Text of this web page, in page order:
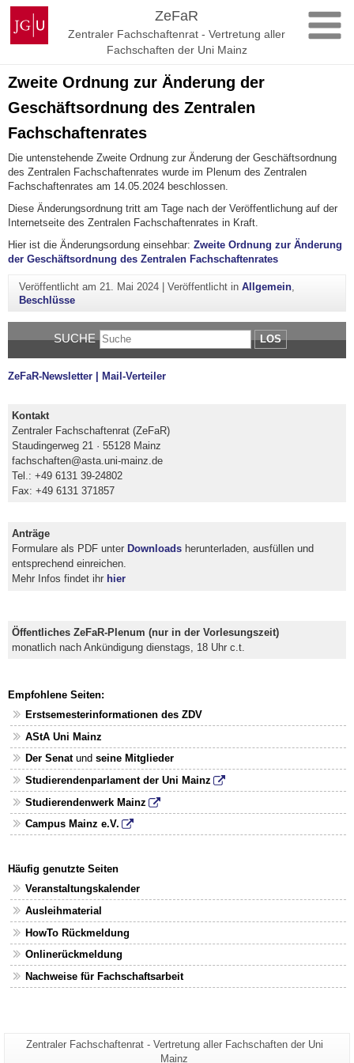
Zum
Inhalt
springen
Johannes
Gutenberg-
Universität
ZeFaR
Zentraler Fachschaftenrat - Vertretung aller
Fachschaften der Uni Mainz
Zweite Ordnung zur Änderung der
Geschäftsordnung des Zentralen
Fachschaftenrates
Die untenstehende Zweite Ordnung zur Änderung der Geschäftsordnung
des Zentralen Fachschaftenrates wurde im Plenum des Zentralen
Fachschaftenrates am 14.05.2024 beschlossen.
Diese Änderungsordnung tritt am Tage nach der Veröffentlichung auf der
Internetseite des Zentralen Fachschaftenrates in Kraft.
Hier ist die Änderungsordung einsehbar: Zweite Ordnung zur Änderung
der Geschäftsordnung des Zentralen Fachschaftenrates
Veröffentlicht am 21. Mai 2024| Veröffentlicht in Allgemein,
Beschlüsse
SUCHE LOS
ZeFaR-Newsletter | Mail-Verteiler
Kontakt
Zentraler Fachschaftenrat (ZeFaR)
Staudingerweg 21 · 55128 Mainz
fachschaften@asta.uni-mainz.de
Tel.: +49 6131 39-24802
Fax: +49 6131 371857
Anträge
Formulare als PDF unter Downloads herunterladen, ausfüllen und
entsprechend einreichen.
Mehr Infos findet ihr hier
Öffentliches ZeFaR-Plenum (nur in der Vorlesungszeit)
monatlich nach Ankündigung dienstags, 18 Uhr c.t.
Empfohlene Seiten:
Erstsemesterinformationen des ZDV
AStA Uni Mainz
Der Senatund seine Mitglieder
Studierendenparlament der Uni Mainz
Studierendenwerk Mainz
Campus Mainz e.V.
Häufig genutzte Seiten
Veranstaltungskalender
Ausleihmaterial
HowTo Rückmeldung
Onlinerückmeldung
Nachweise für Fachschaftsarbeit
Zusätzliche
Seiten-
Zentraler Fachschaftenrat - Vertretung aller Fachschaften der Uni
Mainz